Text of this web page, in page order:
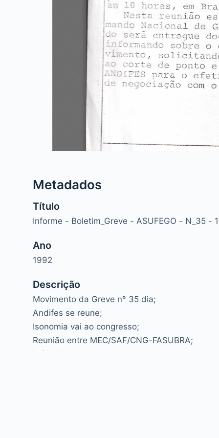
Metadados
Título
Informe - Boletim_Greve - ASUFEGO - N_35 -
Ano
1992
Descrição
Movimento da Greve n° 35 dia;
Andifes se reune;
Isonomia vai ao congresso;
Reunião entre MEC/SAF/CNG-FASUBRA;
Lei delegada.